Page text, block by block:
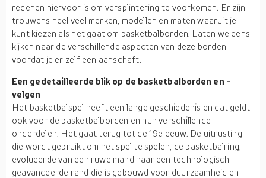
redenen hiervoor is om versplintering te voorkomen. Er zijn
trouwens heel veel merken, modellen en maten waaruit je
kunt kiezen als het gaat om basketbalborden. Laten we eens
kijken naar de verschillende aspecten van deze borden
voordat je er zelf een aanschaft.
Een gedetailleerde blik op de basketbalborden en -
velgen
Het basketbalspel heeft een lange geschiedenis en dat geldt
ook voor de basketbalborden en hun verschillende
onderdelen. Het gaat terug tot de 19e eeuw. De uitrusting
die wordt gebruikt om het spel te spelen, de basketbalring,
evolueerde van een ruwe mand naar een technologisch
geavanceerde rand die is gebouwd voor duurzaamheid en